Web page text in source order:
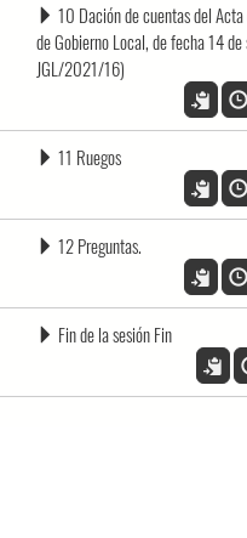
10 Dación de cuentas del
de Gobierno Local, de fecha 14
JGL/2021/16)
11 Ruegos
12 Preguntas.
Fin de la sesión Fin